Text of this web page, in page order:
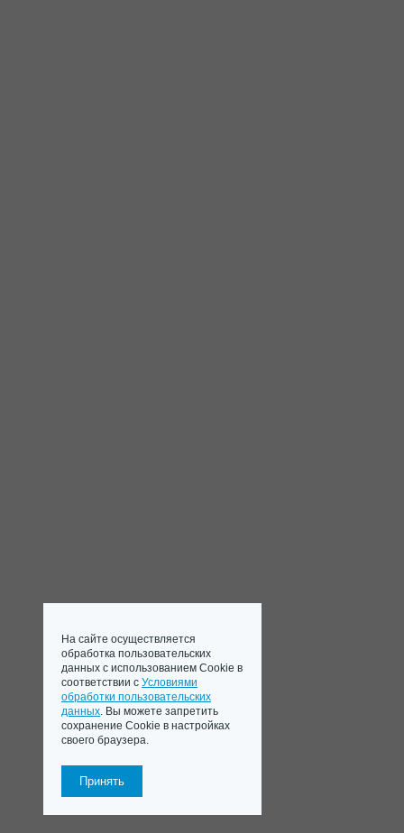
На сайте осуществляется
обработка пользовательских
данных с использованием Cookie в
соответствии с Условиями
обработки пользовательских
данных. Вы можете запретить
сохранение Cookie в настройках
своего браузера.
Принять